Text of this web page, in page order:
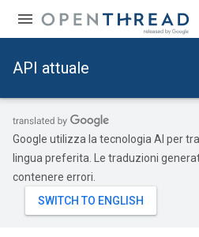
API attuale
Google utilizza la tecnologia AI per
lingua preferita. Le traduzioni
contenere errori.